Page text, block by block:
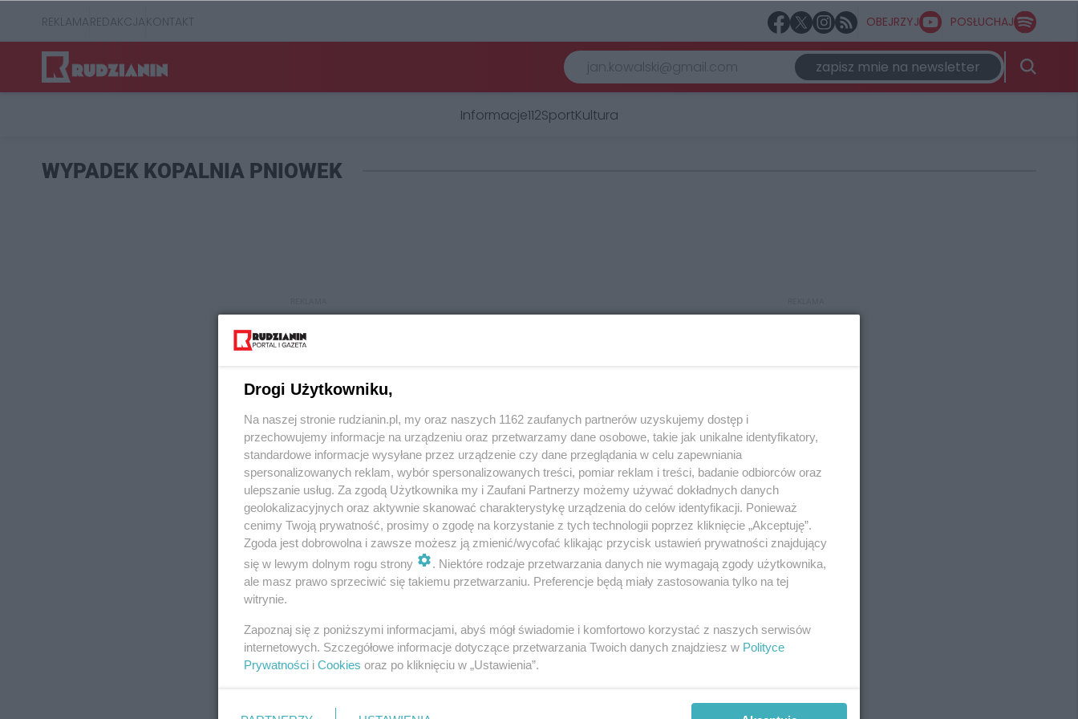
REKLAMAREDAKCJAKONTAKT OBEJRZYJ POSŁUCHAJ
zapisz mnie na newsletter
Informacje112SportKultura
WYPADEK KOPALNIA PNIOWEK
REKLAMA REKLAMA
Drogi Użytkowniku,
Na naszej stronie rudzianin.pl, my oraz naszych 1162 zaufanych partnerów uzyskujemy dostęp i
przechowujemy informacje na urządzeniu oraz przetwarzamy dane osobowe, takie jak unikalne identyfikatory,
standardowe informacje wysyłane przez urządzenie czy dane przeglądania w celu zapewniania
spersonalizowanych reklam, wybór spersonalizowanych treści, pomiar reklam i treści, badanie odbiorców oraz
ulepszanie usług. Za zgodą Użytkownika my i Zaufani Partnerzy możemy używać dokładnych danych
geolokalizacyjnych oraz aktywnie skanować charakterystykę urządzenia do celów identyfikacji. Ponieważ
cenimy Twoją prywatność, prosimy o zgodę na korzystanie z tych technologii poprzez kliknięcie „Akceptuję”.
Zgoda jest dobrowolna i zawsze możesz ją zmienić/wycofać klikając przycisk ustawień prywatności znajdujący
się w lewym dolnym rogu strony
. Niektóre rodzaje przetwarzania danych nie wymagają zgody użytkownika,
ale masz prawo sprzeciwić się takiemu przetwarzaniu. Preferencje będą miały zastosowania tylko na tej
witrynie.
Zapoznaj się z poniższymi informacjami, abyś mógł świadomie i komfortowo korzystać z naszych serwisów
internetowych. Szczegółowe informacje dotyczące przetwarzania Twoich danych znajdziesz w Polityce
Prywatności i Cookies oraz po kliknięciu w „Ustawienia”.